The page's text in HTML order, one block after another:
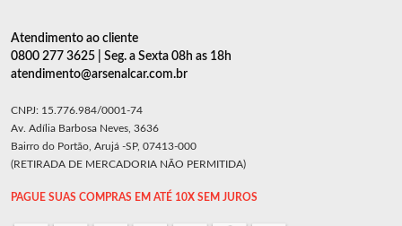
Atendimento ao cliente
0800 277 3625 | Seg. a Sexta 08h as 18h
atendimento@arsenalcar.com.br
CNPJ: 15.776.984/0001-74
Av. Adília Barbosa Neves, 3636
Bairro do Portão, Arujá -SP, 07413-000
(RETIRADA DE MERCADORIA NÃO PERMITIDA)
PAGUE SUAS COMPRAS EM ATÉ 10X SEM JUROS